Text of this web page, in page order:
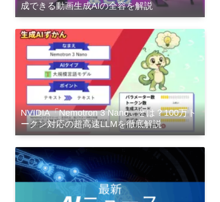
成できる動画生成AIの全容を解説
NVIDIA「Nemotron 3 Nano」とは？100万ト
ークン対応の超高速LLMを徹底解説